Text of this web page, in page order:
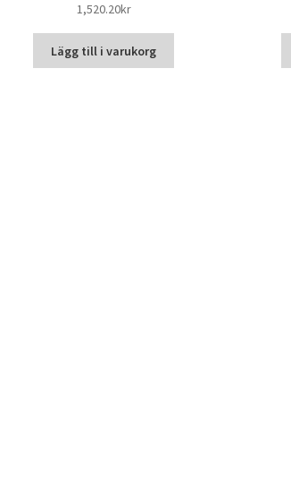
1,520.20kr
Lägg till i varukorg